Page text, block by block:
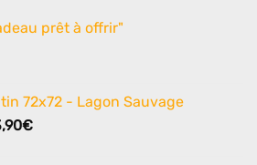
prêt à offrir"
72x72 - Lagon Sauvage
€Le